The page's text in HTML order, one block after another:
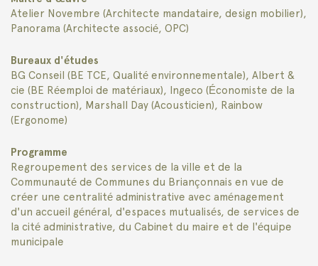
Atelier Novembre (Architecte mandataire, design mobilier),
Panorama (Architecte associé, OPC)
Bureaux d'études
BG Conseil (BE TCE, Qualité environnementale), Albert &
cie (BE Réemploi de matériaux), Ingeco (Économiste de la
construction), Marshall Day (Acousticien), Rainbow
(Ergonome)
Programme
Regroupement des services de la ville et de la
Communauté de Communes du Briançonnais en vue de
créer une centralité administrative avec aménagement
d'un accueil général, d'espaces mutualisés, de services de
la cité administrative, du Cabinet du maire et de l'équipe
municipale